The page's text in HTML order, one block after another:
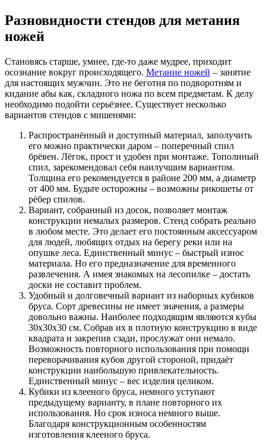
Разновидности стендов для метания
ножей
Становясь старше, умнее, где-то даже мудрее, приходит
осознание вокруг происходящего. Метание ножей – занятие
для настоящих мужчин. Это не беготня по подворотням и
кидание абы как, складного ножа по всем предметам. К делу
необходимо подойти серьёзнее. Существует несколько
вариантов стендов с мишенями:
Распространённый и доступный материал, заполучить
его можно практически даром – поперечный спил
брёвен. Лёгок, прост и удобен при монтаже. Тополиный
спил, зарекомендовал себя наилучшим вариантом.
Толщина его рекомендуется в районе 200 мм, а диаметр
от 400 мм. Будьте осторожны – возможны рикошеты от
рёбер спилов.
Вариант, собранный из досок, позволяет монтаж
конструкции немалых размеров. Стенд собрать реально
в любом месте. Это делает его постоянным аксессуаром
для людей, любящих отдых на берегу реки или на
опушке леса. Единственный минус – быстрый износ
материала. Но его предназначение для временного
развлечения. А имея знакомых на лесопилке – достать
доски не составит проблем.
Удобный и долговечный вариант из наборных кубиков
бруса. Сорт древесины не имеет значения, а размеры
довольно важны. Наиболее подходящим являются кубы
30х30х30 см. Собрав их в плотную конструкцию в виде
квадрата и закрепив сзади, прослужат они немало.
Возможность повторного использования при помощи
переворачивания кубов другой стороной, придаёт
конструкции наибольшую привлекательность.
Единственный минус – вес изделия целиком.
Кубики из клееного бруса, немного уступают
предыдущему варианту, в плане повторного их
использования. Но срок износа немного выше.
Благодаря конструкционным особенностям
изготовления клееного бруса.